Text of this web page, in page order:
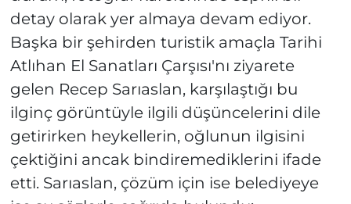
detay olarak yer almaya devam ediyor.
Başka bir şehirden turistik amaçla Tarihi
Atlıhan El Sanatları Çarşısı'nı ziyarete
gelen Recep Sarıaslan, karşılaştığı bu
ilginç görüntüyle ilgili düşüncelerini dile
getirirken heykellerin, oğlunun ilgisini
çektiğini ancak bindiremediklerini ifade
etti. Sarıaslan, çözüm için ise belediyeye